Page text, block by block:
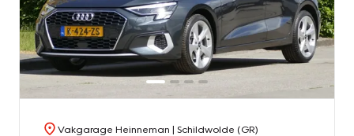
Vakgarage Heinneman | Schildwolde (GR)